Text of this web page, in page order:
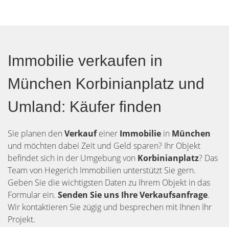
Immobilie verkaufen in
München Korbinianplatz und
Umland: Käufer finden
Sie planen den Verkaufeiner Immobilie in München
und möchten dabei Zeit und Geld sparen? Ihr Objekt
befindet sich in der Umgebung von Korbinianplatz? Das
Team von Hegerich Immobilien unterstützt Sie gern.
Geben Sie die wichtigsten Daten zu Ihrem Objekt in das
Formular ein. Senden Sie uns Ihre Verkaufsanfrage.
Wir kontaktieren Sie zügig und besprechen mit Ihnen Ihr
Projekt.